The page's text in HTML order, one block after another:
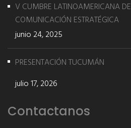
V CUMBRE LATINOAMERICANA
COMUNICACIÓN ESTRATÉGICA
junio 24, 2025
PRESENTACIÓN TUCUMÁN
julio 17, 2026
Contactanos